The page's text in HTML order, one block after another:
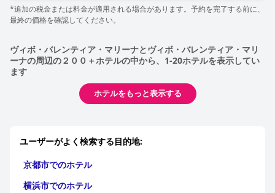
*追加の税金または料金が適用される場合があります。予約を完了する前に、
最終の価格を確認してください。
ヴィボ・バレンティア・マリーナとヴィボ・バレンティア・マリ
ーナの周辺の２００＋ホテルの中から、1-20ホテルを表示してい
ます
ホテルをもっと表示する
ユーザーがよく検索する目的地:
京都市でのホテル
横浜市でのホテル